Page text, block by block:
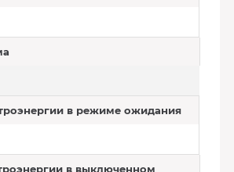
в режиме ожидания
в выключенном